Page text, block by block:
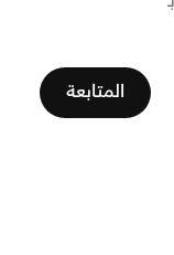
المتابعة